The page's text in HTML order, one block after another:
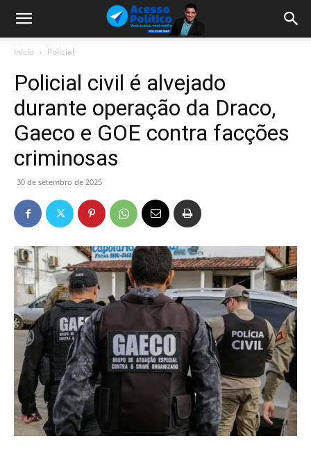
Início Policial
Policial civil é alvejado
durante operação da Draco,
Gaeco e GOE contra facções
criminosas
30 de setembro de 2025